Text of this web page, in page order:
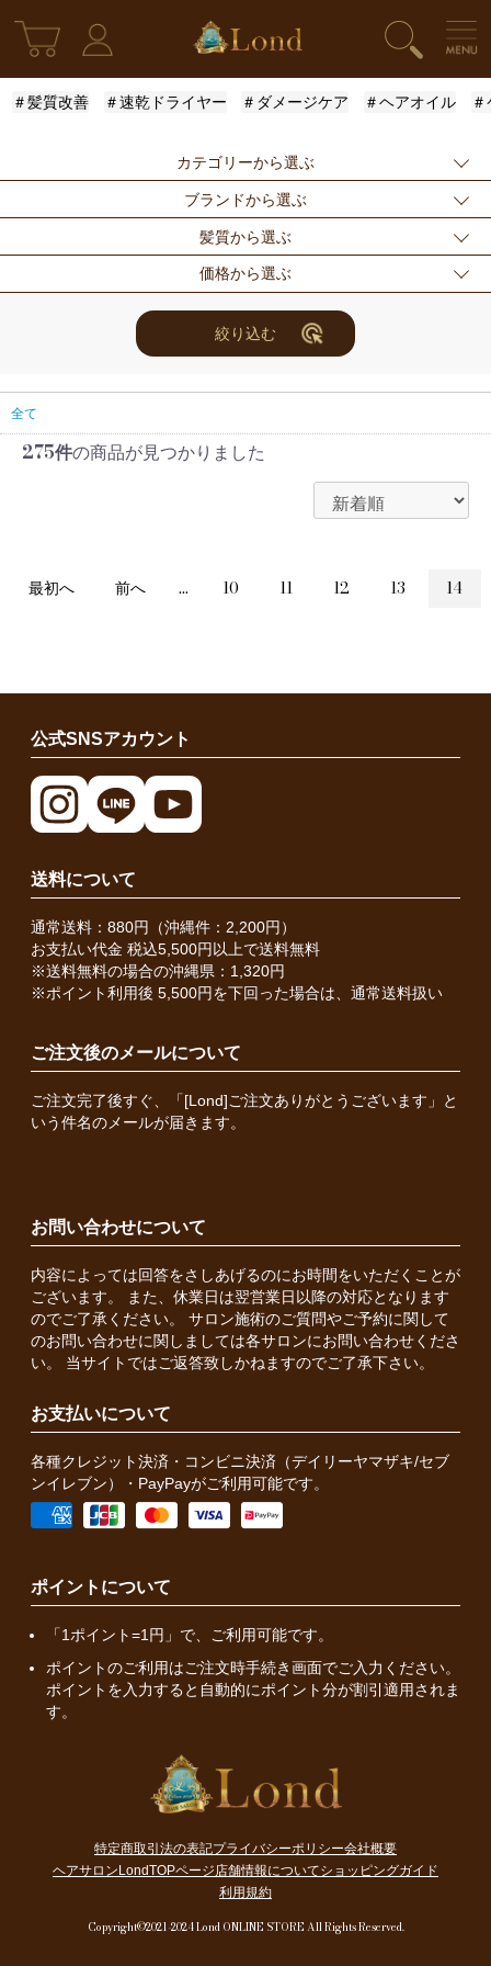
＃髪質改善 ＃速乾ドライヤー ＃ダメージケア ＃ヘアオイル
カテゴリーから選ぶ
新発売 シャンプー
トリートメント
アウトバストリー
ドライヤー・ヘア
アイロン
スタイリング
for Men
メンズスタイリン
グ
ブランドから選ぶ
指定なし Londオリジナル
ケラスターゼ
モロッカンオイル
ルベル
アリミノ
ナンバースリー
ミアン フォード
ホリスティックキ
アクティバート
髪質から選ぶ
ふんわり ハリ・コシ
ウェット
ツヤ
しっとり
価格から選ぶ
〜3000円
3001円〜5000円
円
30000円
絞り込む
全て
275件の商品が見つかりました
最初へ 前へ ... 10 11 12 13 14
公式SNSアカウント
送料について
通常送料：880円（沖縄件：2,200円）
お支払い代金 税込5,500円以上で送料無料
※送料無料の場合の沖縄県：1,320円
※ポイント利用後 5,500円を下回った場合は、通常送料扱い
ご注文後のメールについて
ご注文完了後すぐ、「[Lond]ご注文ありがとうございます」と
いう件名のメールが届きます。
お問い合わせについて
内容によっては回答をさしあげるのにお時間をいただくことが
ございます。 また、休業日は翌営業日以降の対応となります
のでご了承ください。 サロン施術のご質問やご予約に関して
のお問い合わせに関しましては各サロンにお問い合わせくださ
い。 当サイトではご返答致しかねますのでご了承下さい。
お支払いについて
各種クレジット決済・コンビニ決済（デイリーヤマザキ/セブ
ンイレブン）・PayPayがご利用可能です。
ポイントについて
「1ポイント=1円」で、ご利用可能です。
ポイントのご利用はご注文時手続き画面でご入力ください。
ポイントを入力すると自動的にポイント分が割引適用されま
す。
特定商取引法の表記プライバシーポリシー会社概要
ヘアサロンLondTOPページ店舗情報についてショッピングガイド
利用規約
Copyright©2021-2024 Lond ONLINE STORE All Rights Reserved.